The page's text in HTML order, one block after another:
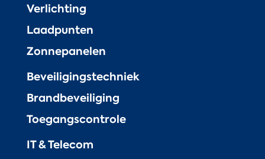
Verlichting
Laadpunten
Zonnepanelen
Beveiligingstechniek
Brandbeveiliging
Toegangscontrole
IT & Telecom